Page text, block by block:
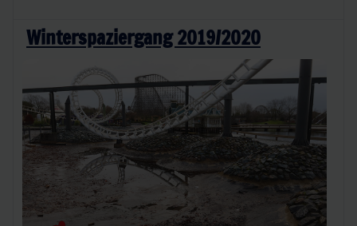
Winterspaziergang 2019/2020